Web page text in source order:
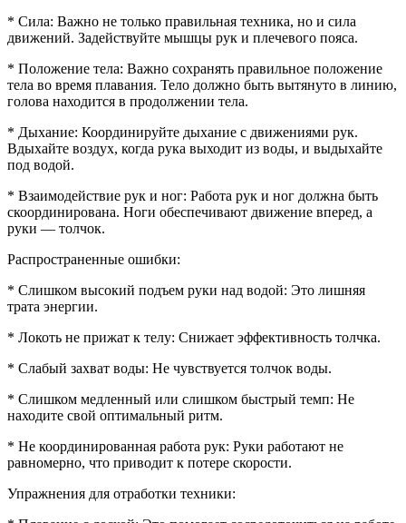
* Сила: Важно не только правильная техника, но и сила
движений. Задействуйте мышцы рук и плечевого пояса.
* Положение тела: Важно сохранять правильное положение
тела во время плавания. Тело должно быть вытянуто в линию,
голова находится в продолжении тела.
* Дыхание: Координируйте дыхание с движениями рук.
Вдыхайте воздух, когда рука выходит из воды, и выдыхайте
под водой.
* Взаимодействие рук и ног: Работа рук и ног должна быть
скоординирована. Ноги обеспечивают движение вперед, а
руки — толчок.
Распространенные ошибки:
* Слишком высокий подъем руки над водой: Это лишняя
трата энергии.
* Локоть не прижат к телу: Снижает эффективность толчка.
* Слабый захват воды: Не чувствуется толчок воды.
* Слишком медленный или слишком быстрый темп: Не
находите свой оптимальный ритм.
* Не координированная работа рук: Руки работают не
равномерно, что приводит к потере скорости.
Упражнения для отработки техники: